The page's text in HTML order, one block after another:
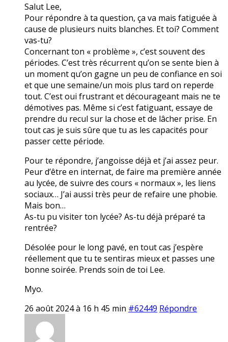
Salut Lee,
Pour répondre à ta question, ça va mais fatiguée à
cause de plusieurs nuits blanches. Et toi? Comment
vas-tu?
Concernant ton « problème », c’est souvent des
périodes. C’est très récurrent qu’on se sente bien à
un moment qu’on gagne un peu de confiance en soi
et que une semaine/un mois plus tard on reperde
tout. C’est oui frustrant et décourageant mais ne te
démotives pas. Même si c’est fatiguant, essaye de
prendre du recul sur la chose et de lâcher prise. En
tout cas je suis sûre que tu as les capacités pour
passer cette période.
Pour te répondre, j’angoisse déjà et j’ai assez peur.
Peur d’être en internat, de faire ma première année
au lycée, de suivre des cours « normaux », les liens
sociaux… J’ai aussi très peur de refaire une phobie.
Mais bon…
As-tu pu visiter ton lycée? As-tu déjà préparé ta
rentrée?
Désolée pour le long pavé, en tout cas j’espère
réellement que tu te sentiras mieux et passes une
bonne soirée. Prends soin de toi Lee.
Myo.
26 août 2024 à 16 h 45 min #62449 Répondre